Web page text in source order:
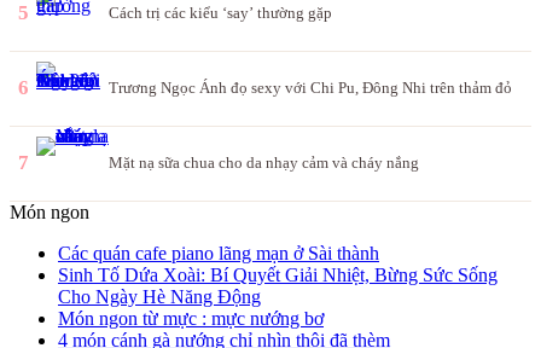
5 Cách trị các kiểu ‘say’ thường gặp
6 Trương Ngọc Ánh đọ sexy với Chi Pu, Đông Nhi trên thảm đỏ
7 Mặt nạ sữa chua cho da nhạy cảm và cháy nắng
Món ngon
Các quán cafe piano lãng mạn ở Sài thành
Sinh Tố Dứa Xoài: Bí Quyết Giải Nhiệt, Bừng Sức Sống
Cho Ngày Hè Năng Động
Món ngon từ mực : mực nướng bơ
4 món cánh gà nướng chỉ nhìn thôi đã thèm